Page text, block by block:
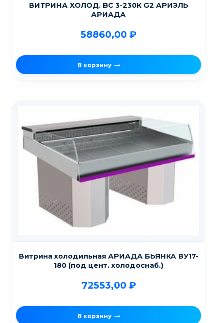
ВИТРИНА ХОЛОД. BC 3-230К G2 АРИЭЛЬ
АРИАДА
58860,00 ₽
В корзину
Витрина холодильная АРИАДА БЬЯНКА ВУ17-
180 (под цент. холодоснаб.)
72553,00 ₽
В корзину